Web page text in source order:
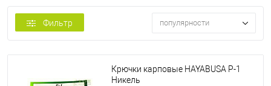
Фильтр популярности
Крючки карповые HAYABUSA P-1
Никель